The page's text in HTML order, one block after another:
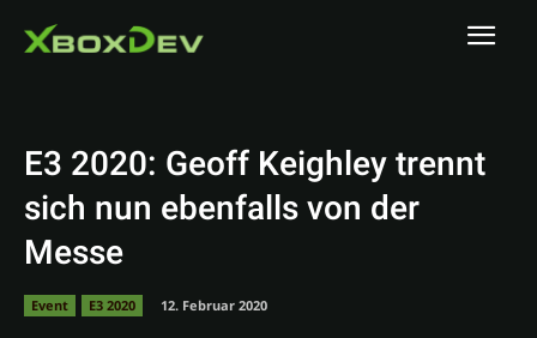
E3 2020: Geoff Keighley trennt
sich nun ebenfalls von der
Messe
Event E3 2020 12. Februar 2020